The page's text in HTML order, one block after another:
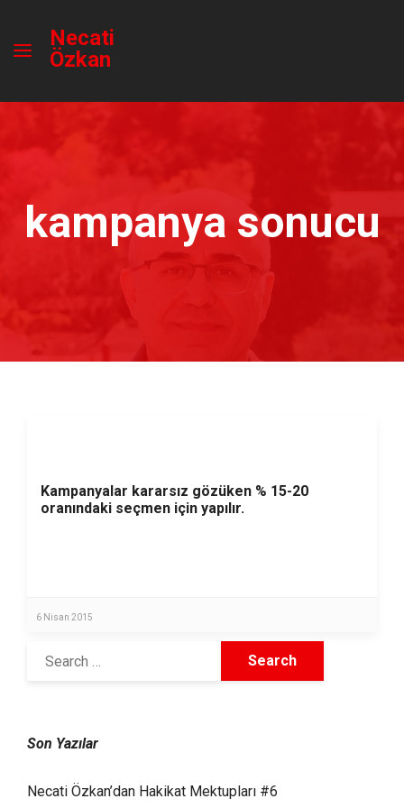
Necati
Özkan
kampanya sonucu
Kampanyalar kararsız gözüken % 15-20
oranındaki seçmen için yapılır.
6 Nisan 2015
Son Yazılar
Necati Özkan’dan Hakikat Mektupları #6